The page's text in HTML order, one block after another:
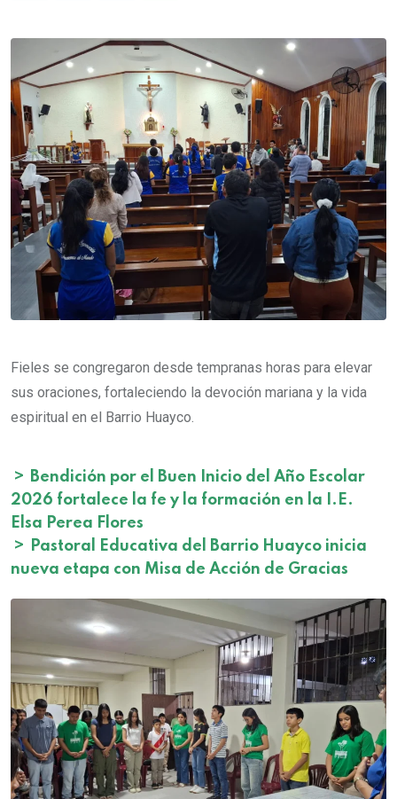
Fieles se congregaron desde tempranas horas para elevar
sus oraciones, fortaleciendo la devoción mariana y la vida
espiritual en el Barrio Huayco.
>
Bendición por el Buen Inicio del Año Escolar
2026 fortalece la fe y la formación en la I.E.
Elsa Perea Flores
>
Pastoral Educativa del Barrio Huayco inicia
nueva etapa con Misa de Acción de Gracias